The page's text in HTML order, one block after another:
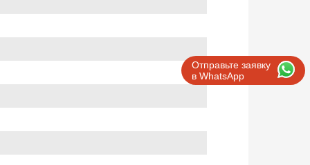
Отправьте заявку
в WhatsApp